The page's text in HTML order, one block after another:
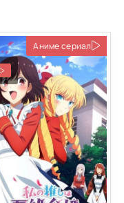
Аниме сериал